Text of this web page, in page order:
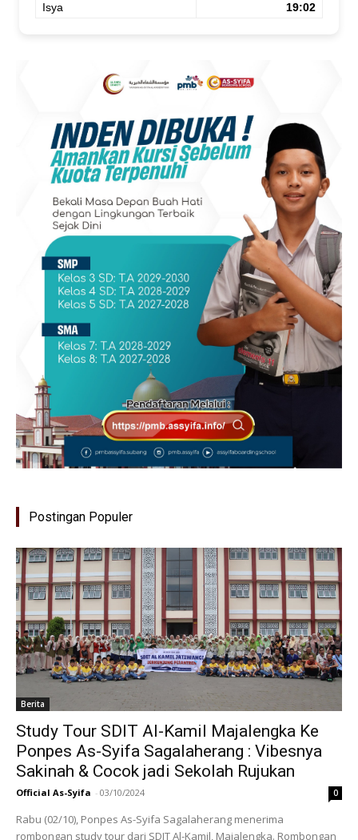
Isya
19:02
Postingan Populer
Berita
Study Tour SDIT Al-Kamil Majalengka Ke
Ponpes As-Syifa Sagalaherang : Vibesnya
Sakinah & Cocok jadi Sekolah Rujukan
Official As-Syifa - 03/10/2024 0
Rabu (02/10), Ponpes As-Syifa Sagalaherang menerima
rombongan study tour dari SDIT Al-Kamil, Majalengka. Rombongan